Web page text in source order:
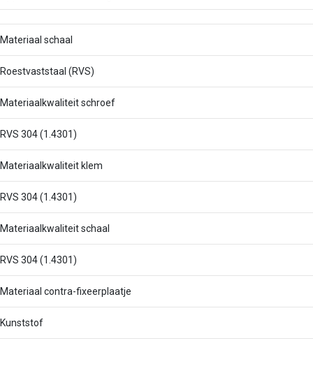
Materiaal schaal
Roestvaststaal (RVS)
Materiaalkwaliteit schroef
RVS 304 (1.4301)
Materiaalkwaliteit klem
RVS 304 (1.4301)
Materiaalkwaliteit schaal
RVS 304 (1.4301)
Materiaal contra-fixeerplaatje
Kunststof